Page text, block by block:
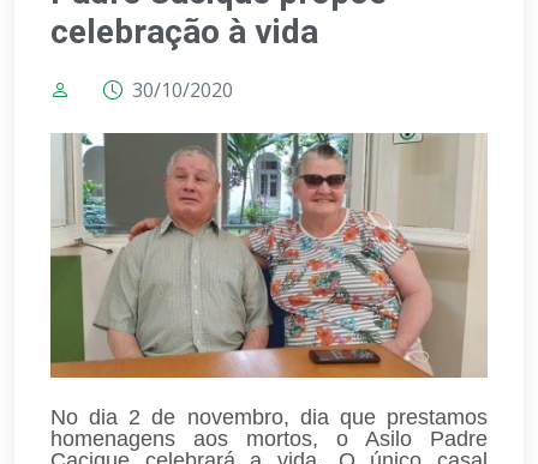
celebração à vida
30/10/2020
No dia 2 de novembro, dia que prestamos
homenagens aos mortos, o Asilo Padre